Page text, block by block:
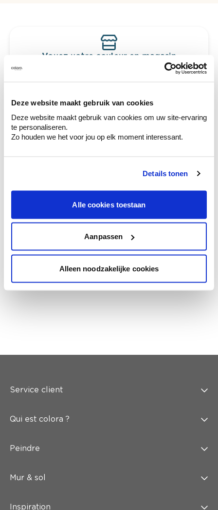
Deze website maakt gebruik van cookies
Deze website maakt gebruik van cookies om uw site-ervaring
te personaliseren.
Zo houden we het voor jou op elk moment interessant.
Details tonen
Alle cookies toestaan
Aanpassen
Alleen noodzakelijke cookies
Voyez votre couleur en magasin
Découvrez des échantillons de votre
votre couleur.
Obtenez des conseils personnalisés sur la
combinaison de couleurs.
Conseil couleur à domicile
en couleur.
l'éclairage et de votre mobilier.
Obtenez un contrôle technologique de vos
Service client
Qui est colora ?
Peindre
Mur & sol
Inspiration